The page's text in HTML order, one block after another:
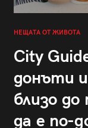
НЕЩАТА ОТ ЖИВОТА
City
донъти
близо до
да е по-